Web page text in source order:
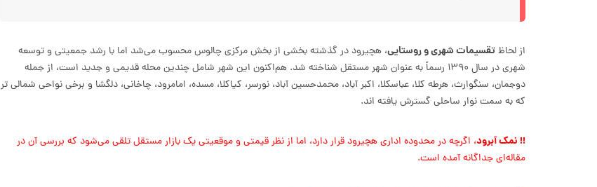
از لحاظتقسیمات شهری و روستایی، هچیرود در گذشته بخشی از بخش مرکزی چالوس محسوب می‌شد اما با رشد جمعیتی و توسعه
شهری در سال ۱۳۹۰ رسماً به عنوان شهر مستقل شناخته شد. هم‌اکنون این شهر شامل چندین محله قدیمی و جدید است، از جمله
دوجمان، سنگوارث، هرطه کلا، عباسکلا، اکبر آباد، محمدحسین آباد، نورسر، کیاکلا، مسده، امامرود، چاخانی، دلگشا و برخی نواحی شمالی تر
که به سمت نوار ساحلی گسترش یافته اند.
!! نمک آبرود، اگرچه در محدوده اداری هچیرود قرار دارد، اما از نظر قیمتی و موقعیتی یک بازار مستقل تلقی می‌شود که بررسی آن در
مقاله‌ای جداگانه آمده است.